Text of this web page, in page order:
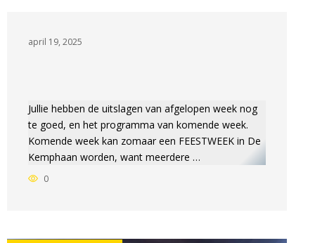
april 19, 2025
Jullie hebben de uitslagen van afgelopen week nog
te goed, en het programma van komende week.
Komende week kan zomaar een FEESTWEEK in De
Kemphaan worden, want meerdere …
0